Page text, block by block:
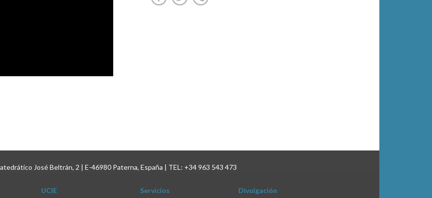
José Beltrán, 2 | E-46980 Paterna, España | TEL: +34 963 543 473
UCIE Servicios Divulgación